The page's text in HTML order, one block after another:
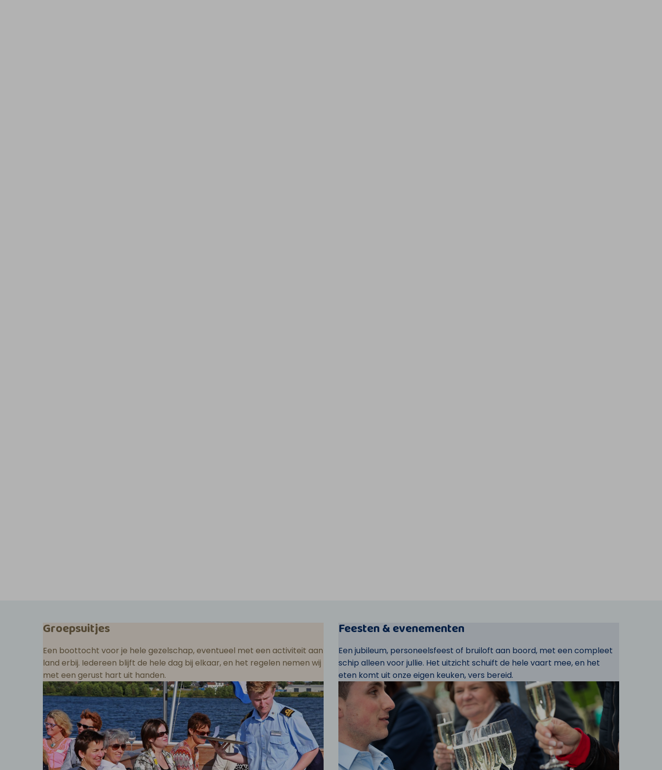
Groepsuitjes
Een boottocht voor je hele gezelschap, eventueel met een activiteit aan
land erbij. Iedereen blijft de hele dag bij elkaar, en het regelen nemen wij
met een gerust hart uit handen.
Feesten & evenementen
Een jubileum, personeelsfeest of bruiloft aan boord, met een compleet
schip alleen voor jullie. Het uitzicht schuift de hele vaart mee, en het
eten komt uit onze eigen keuken, vers bereid.